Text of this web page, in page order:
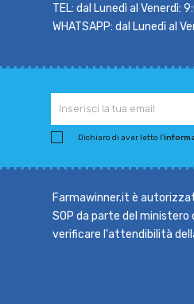
TEL: dal Lunedì al Venerdì:
WHATSAPP: dal Lunedì al
Dichiaro di aver letto l'
Farmawinner.it è
SOP da parte del ministero
verificare l'attendibilità